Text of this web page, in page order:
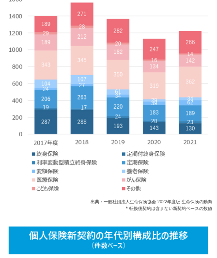
出典：一般社団法人生命保険協会 2022年度版 生命保険の動向
* 転換後契約は含まない新契約ベースの数値